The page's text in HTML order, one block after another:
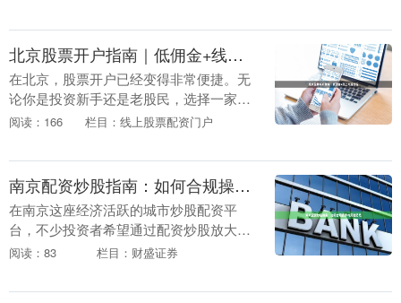
高收益伴随高风险....
北京股票开户指南｜低佣金+线上办理流程
在北京，股票开户已经变得非常便捷。无
论你是投资新手还是老股民，选择一家佣
金低、服务好的券商，再通过线上完成开
细梳理北京股票开....
阅读：166 栏目：线上股票配资门户
南京配资炒股指南：如何合规操作与风险防范
在南京这座经济活跃的城市炒股配资平
台，不少投资者希望通过配资炒股放大收
益。然而，配资炒股并非简单的“借钱炒
等多重问题。本文....
阅读：83 栏目：财盛证券